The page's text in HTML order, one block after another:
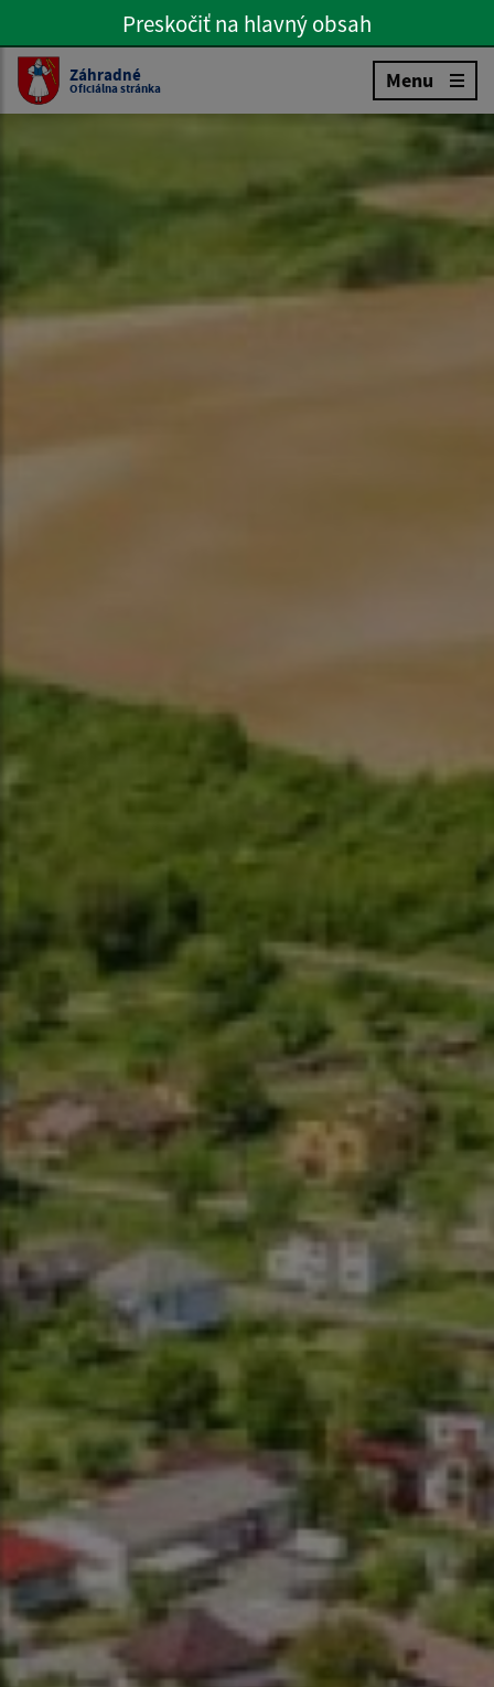
Preskočiť na hlavné menu
Preskočiť na hlavný obsah
Slovenčina
Záhradné
Oficiálna stránka Menu